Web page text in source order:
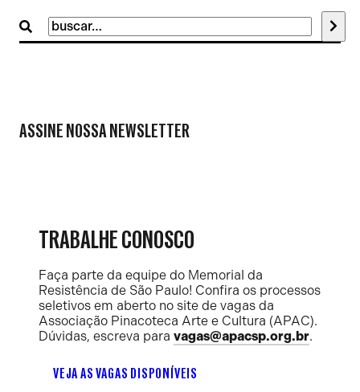
Buscar
por:
ASSINE NOSSA NEWSLETTER
TRABALHE CONOSCO
Faça parte da equipe do Memorial da
Resistência de São Paulo! Confira os processos
seletivos em aberto no site de vagas da
Associação Pinacoteca Arte e Cultura (APAC).
Dúvidas, escreva para vagas@apacsp.org.br.
VEJA AS VAGAS DISPONÍVEIS